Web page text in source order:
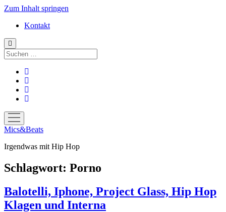
Zum Inhalt springen
Kontakt
Suchen
Menü
öffnen
Mics&Beats
Irgendwas mit Hip Hop
Schlagwort: Porno
Balotelli, Iphone, Project Glass, Hip Hop
Klagen und Interna